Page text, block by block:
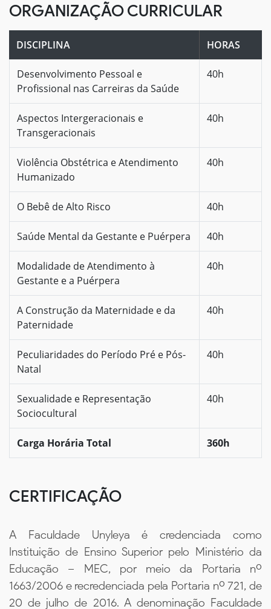
ORGANIZAÇÃO CURRICULAR
DISCIPLINA HORAS
Desenvolvimento Pessoal e
Profissional nas Carreiras da Saúde
40h
Aspectos Intergeracionais e
Transgeracionais
40h
Violência Obstétrica e Atendimento
Humanizado
40h
O Bebê de Alto Risco 40h
Saúde Mental da Gestante e Puérpera 40h
Modalidade de Atendimento à
Gestante e a Puérpera
40h
A Construção da Maternidade e da
Paternidade
40h
Peculiaridades do Período Pré e Pós-
Natal
40h
Sexualidade e Representação
Sociocultural
40h
Carga Horária Total 360h
CERTIFICAÇÃO
A Faculdade Unyleya é credenciada como
Instituição de Ensino Superior pelo Ministério da
Educação – MEC, por meio da Portaria nº
1663/2006 e recredenciada pela Portaria nº 721, de
20 de julho de 2016. A denominação Faculdade